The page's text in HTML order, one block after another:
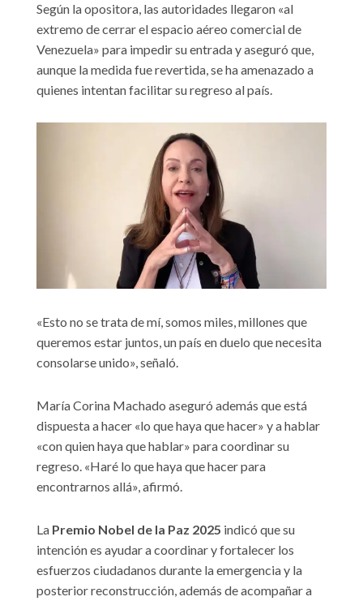
Según la opositora, las autoridades llegaron «al
extremo de cerrar el espacio aéreo comercial de
Venezuela» para impedir su entrada y aseguró que,
aunque la medida fue revertida, se ha amenazado a
quienes intentan facilitar su regreso al país.
«Esto no se trata de mí, somos miles, millones que
queremos estar juntos, un país en duelo que necesita
consolarse unido», señaló.
María Corina Machado aseguró además que está
dispuesta a hacer «lo que haya que hacer» y a hablar
«con quien haya que hablar» para coordinar su
regreso. «Haré lo que haya que hacer para
encontrarnos allá», afirmó.
La Premio Nobel de la Paz 2025 indicó que su
intención es ayudar a coordinar y fortalecer los
esfuerzos ciudadanos durante la emergencia y la
posterior reconstrucción, además de acompañar a